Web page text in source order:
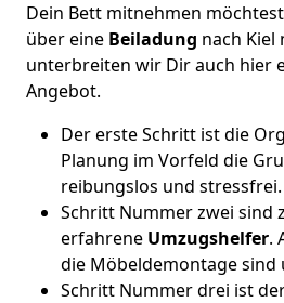
Dein Bett mitnehmen
über eine Beiladung nach Kiel
unterbreiten wir Dir auch hier
Angebot.
Der erste Schritt ist die
Planung im Vorfeld die
reibungslos und stressfrei.
Schritt Nummer zwei sind
erfahrene Umzugshelfer.
die Möbeldemontage sind
Schritt Nummer drei ist